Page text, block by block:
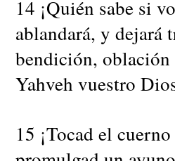
14 ¡Quién sabe si
ablandará, y dejará
bendición,
Yahveh vuestro
15 ¡Tocad el